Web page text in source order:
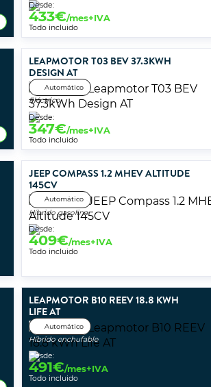
Desde:
433€/mes+IVA
Todo incluido
LEAPMOTOR T03 BEV 37.3KWH
DESIGN AT
Automático
Eléctrico
Desde:
347€/mes+IVA
Todo incluido
JEEP COMPASS 1.2 MHEV ALTITUDE
145CV
Automático
Híbrido gasolina
Desde:
409€/mes+IVA
Todo incluido
LEAPMOTOR B10 REEV 18.8 KWH
LIFE AT
Automático
Híbrido enchufable
Desde:
491€/mes+IVA
Todo incluido